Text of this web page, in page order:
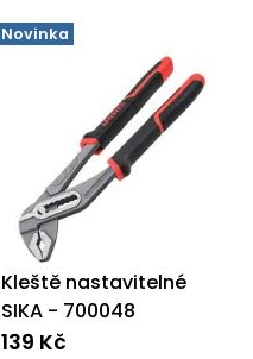
Novinka
Kleště nastavitelné
SIKA - 700048
139 Kč